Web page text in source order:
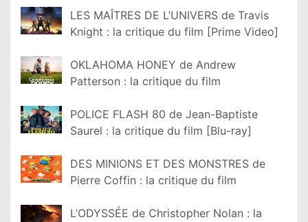
LES MAÎTRES DE L’UNIVERS de Travis
Knight : la critique du film [Prime Video]
OKLAHOMA HONEY de Andrew
Patterson : la critique du film
POLICE FLASH 80 de Jean-Baptiste
Saurel : la critique du film [Blu-ray]
DES MINIONS ET DES MONSTRES de
Pierre Coffin : la critique du film
L’ODYSSÉE de Christopher Nolan : la